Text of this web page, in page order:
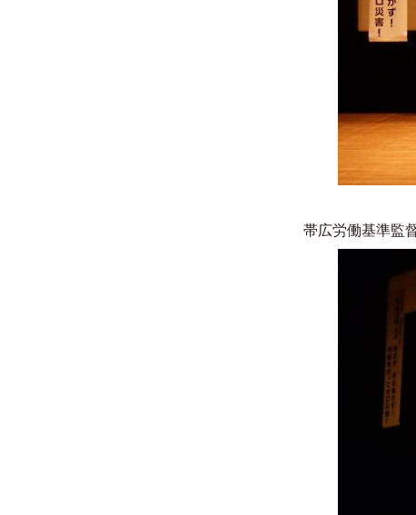
帯広労働基準監督署署長